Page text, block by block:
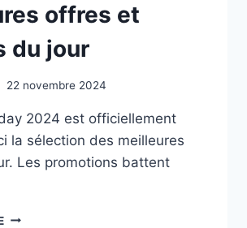
offres et
du jour
22 novembre 2024
2024 est officiellement
la sélection des meilleures
Les promotions battent
BLACK